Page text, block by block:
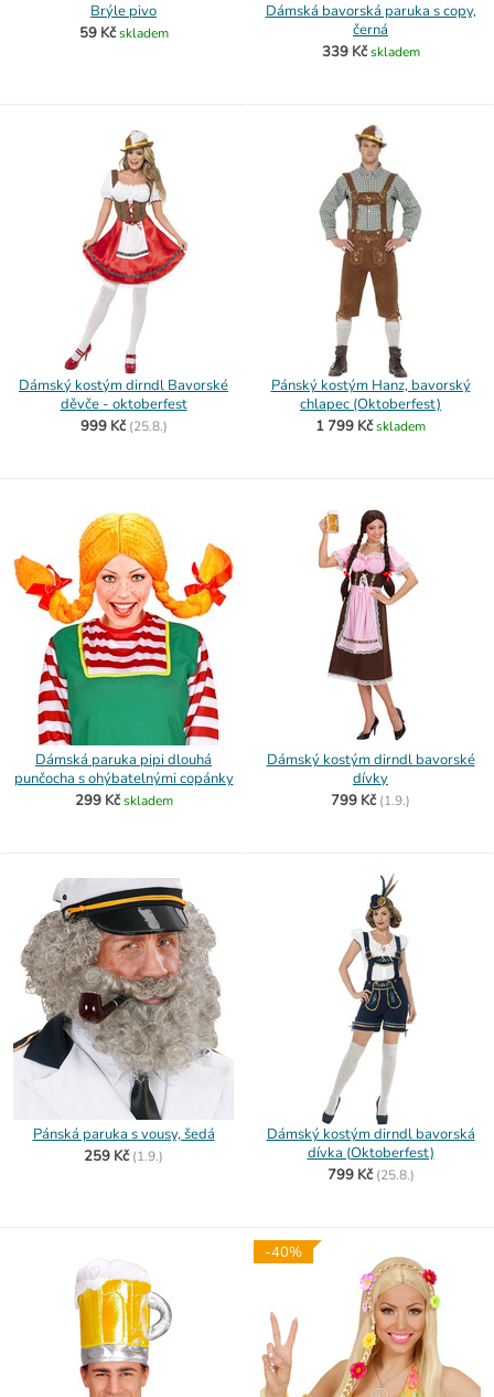
Brýle pivo
59 Kč skladem
Dámská bavorská paruka s copy,
černá
339 Kč skladem
Dámský kostým dirndl Bavorské
děvče - oktoberfest
999 Kč (25.8.)
Pánský kostým Hanz, bavorský
chlapec (Oktoberfest)
1 799 Kčskladem
Dámská paruka pipi dlouhá
punčocha s ohýbatelnými copánky
299 Kč skladem
Dámský kostým dirndl bavorské
dívky
799 Kč (1.9.)
Pánská paruka s vousy, šedá
259 Kč (1.9.)
Dámský kostým dirndl bavorská
dívka (Oktoberfest)
799 Kč (25.8.)
-40%